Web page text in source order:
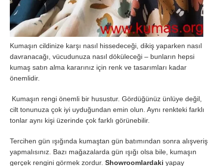
Kumaşın cildinize karşı nasıl hissedeceği, dikiş yaparken nasıl
davranacağı, vücudunuza nasıl döküleceği – bunların hepsi
kumaş satın alma kararınız için renk ve tasarımları kadar
önemlidir.
Kumaşın rengi önemli bir husustur. Gördüğünüz ünlüye değil,
cilt tonunuza çok iyi uyduğundan emin olun. Aynı renkteki farklı
tonlar aynı kişi üzerinde çok farklı görünebilir.
Tercihen gün ışığında kumaştan gün batımından sonra alışveriş
yapmalısınız. Bazı mağazalarda gün ışığı olsa bile, kumaşın
gerçek rengini görmek zordur. Showroomlardaki yapay